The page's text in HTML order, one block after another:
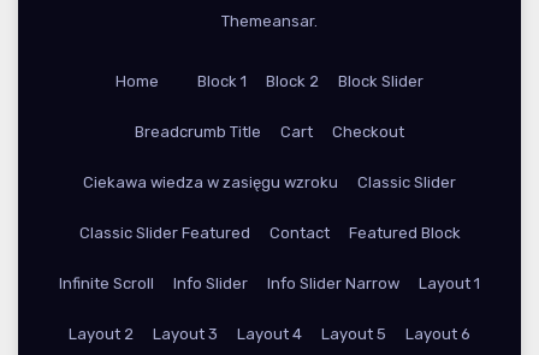
Themeansar.
Home Block 1 Block 2 Block Slider
Breadcrumb Title Cart Checkout
Ciekawa wiedza w zasięgu wzroku Classic Slider
Classic Slider Featured Contact Featured Block
Infinite Scroll Info Slider Info Slider Narrow Layout 1
Layout 2 Layout 3 Layout 4 Layout 5 Layout 6